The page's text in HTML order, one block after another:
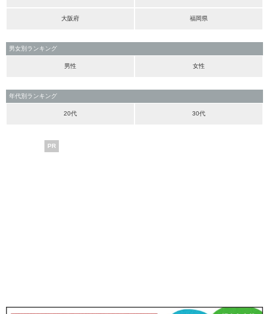
大阪府 福岡県
男女別ランキング
男性 女性
年代別ランキング
20代 30代
PR